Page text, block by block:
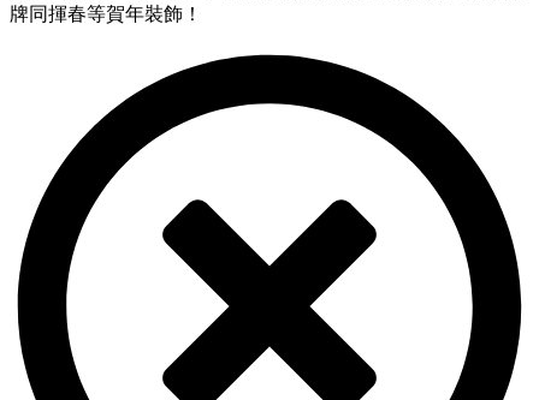
牌同揮春等賀年裝飾！